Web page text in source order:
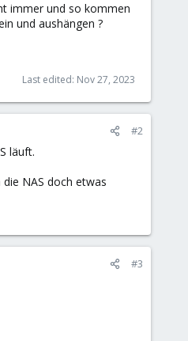
immer und so kommen
und aushängen ?
Last edited: Nov 27, 2023
#2
läuft.
NAS doch etwas
#3